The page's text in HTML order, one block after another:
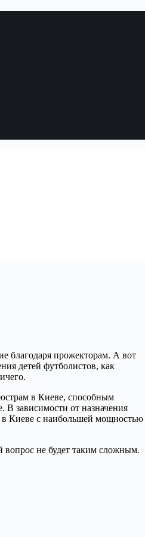
благодаря прожекторам. А вот
детей футболистов, как
в Киеве, способным
В зависимости от назначения
в Киеве с наибольшей мощностью
вопрос не будет таким сложным.